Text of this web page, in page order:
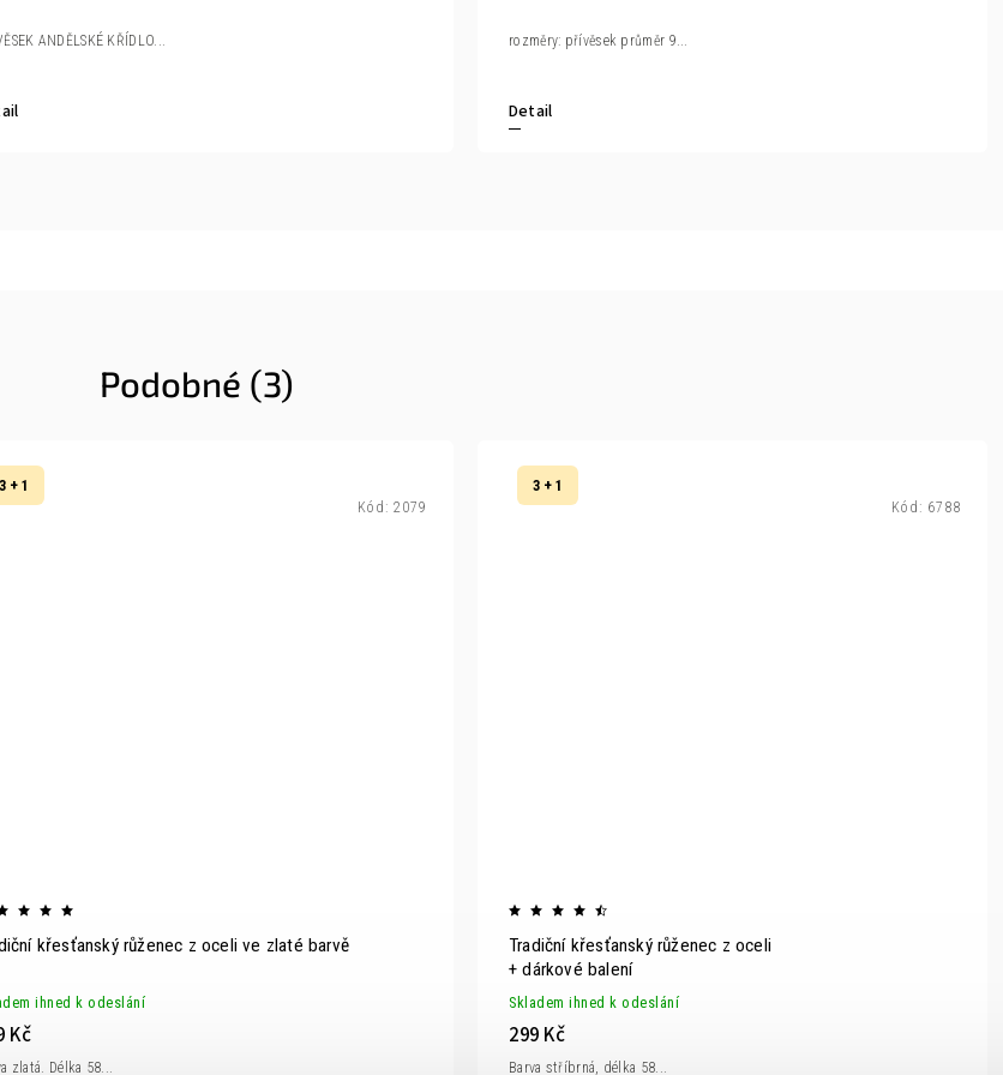
ANDĚLSKÉ KŘÍDLO...
Detail
rozměry: přívěsek průměr 9...
Podobné (3)
3 + 1
křesťanský růženec z oceli ve zlaté barvě
ihned k odeslání
Kč
zlatá. Délka 58...
Kód: 2079
3 + 1
Tradiční křesťanský růženec z oceli
+ dárkové balení
Skladem ihned k odeslání
299 Kč
Barva stříbrná, délka 58...
Kód: 6788